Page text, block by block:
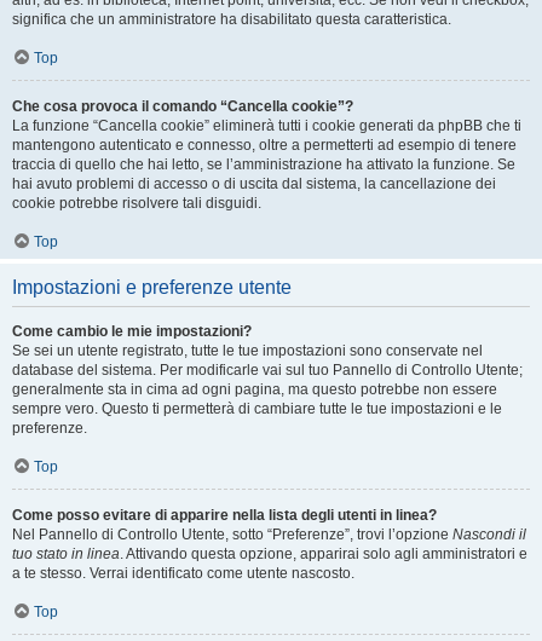
significa che un amministratore ha disabilitato questa caratteristica.
Top
Che cosa provoca il comando “Cancella cookie”?
La funzione “Cancella cookie” eliminerà tutti i cookie generati da phpBB che ti
mantengono autenticato e connesso, oltre a permetterti ad esempio di tenere
traccia di quello che hai letto, se l’amministrazione ha attivato la funzione. Se
hai avuto problemi di accesso o di uscita dal sistema, la cancellazione dei
cookie potrebbe risolvere tali disguidi.
Top
Impostazioni e preferenze utente
Come cambio le mie impostazioni?
Se sei un utente registrato, tutte le tue impostazioni sono conservate nel
database del sistema. Per modificarle vai sul tuo Pannello di Controllo Utente;
generalmente sta in cima ad ogni pagina, ma questo potrebbe non essere
sempre vero. Questo ti permetterà di cambiare tutte le tue impostazioni e le
preferenze.
Top
Come posso evitare di apparire nella lista degli utenti in linea?
Nel Pannello di Controllo Utente, sotto “Preferenze”, trovi l’opzione Nascondi il
tuo stato in linea. Attivando questa opzione, apparirai solo agli amministratori e
a te stesso. Verrai identificato come utente nascosto.
Top